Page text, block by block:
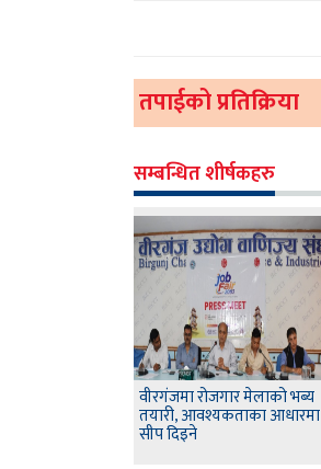
तपाईको प्रतिक्रिया
सम्बन्धित शीर्षकहरु
वीरगंजमा रोजगार मेलाको भब्य
तयारी, आवश्यकताका आधारमा
सीप दिइने